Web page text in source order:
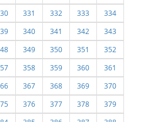
331 332 333
334
340 341 342
343
349 350 351
352
358 359 360
361
367 368 369
370
376 377 378
379